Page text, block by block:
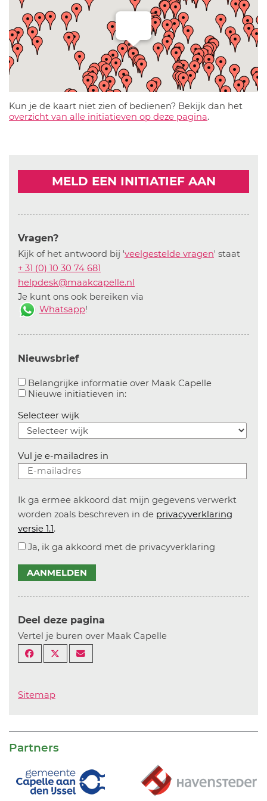
Kun je de kaart niet zien of bedienen? Bekijk dan het
overzicht van alle initiatieven op deze pagina.
MELD EEN INITIATIEF AAN
Vragen?
Kijk of het antwoord bij 'veelgestelde vragen' staat
+ 31 (0) 10 30 74 681
helpdesk@maakcapelle.nl
Je kunt ons ook bereiken via
Whatsapp!
Nieuwsbrief
Belangrijke informatie over Maak CapelleAanvinken
Nieuwe initiatieven in:Aanvinken om informatie over
Selecteer wijk
Vul je e-mailadres in
Ik ga ermee akkoord dat mijn gegevens verwerkt
worden zoals beschreven in de privacyverklaring
versie 1.1.
Ja, ik ga akkoord met de privacyverklaring
AANMELDEN
Deel deze pagina
Vertel je buren over Maak Capelle
Sitemap
Partners